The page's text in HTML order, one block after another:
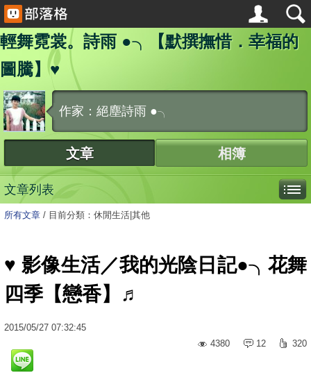
輕舞霓裳。詩雨 ●╮【默撰撫惜．幸福的
圖騰】♥
作家：絕塵詩雨 ●╮
文章 相簿
文章列表
所有文章 / 目前分類：休閒生活|其他
♥ 影像生活／我的光陰日記●╮花舞
四季【戀香】♬
2015/05/27 07:32:45
4380
12 320